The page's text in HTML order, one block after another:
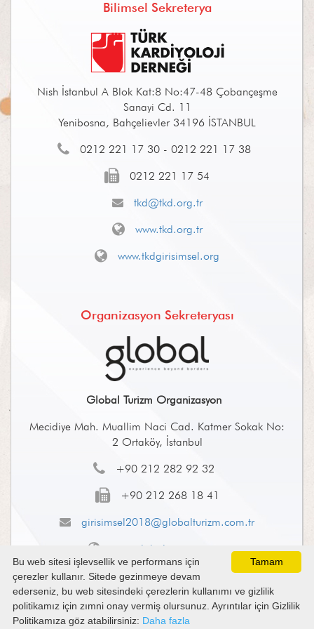
Bilimsel Sekreterya
Nish İstanbul A Blok Kat:8 No:47-48 Çobançeşme
Sanayi Cd. 11
Yenibosna, Bahçelievler 34196 İSTANBUL
0212 221 17 30 - 0212 221 17 38
0212 221 17 54
tkd@tkd.org.tr
www.tkd.org.tr
www.tkdgirisimsel.org
Organizasyon Sekreteryası
Global Turizm Organizasyon
Mecidiye Mah. Muallim Naci Cad. Katmer Sokak No:
2 Ortaköy, İstanbul
+90 212 282 92 32
+90 212 268 18 41
girisimsel2018@globalturizm.com.tr
www.globalturizm.com.tr
Copyright ©2026 TKD Girişimsel Kardiyoloji
LookUs &
Online
Tamam
Bu web sitesi işlevsellik ve performans için
çerezler kullanır. Sitede gezinmeye devam
ederseniz, bu web sitesindeki çerezlerin kullanımı ve gizlilik
politikamız için zımni onay vermiş olursunuz. Ayrıntılar için Gizlilik
Politikamıza göz atabilirsiniz: Daha fazla